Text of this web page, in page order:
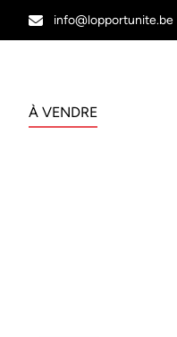
info@lopportunite.be
À VENDRE